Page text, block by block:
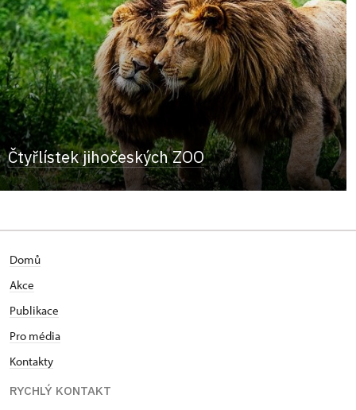
Čtyřlístek jihočeských ZOO
Domů
Akce
Publikace
Pro média
Kontakty
RYCHLÝ KONTAKT